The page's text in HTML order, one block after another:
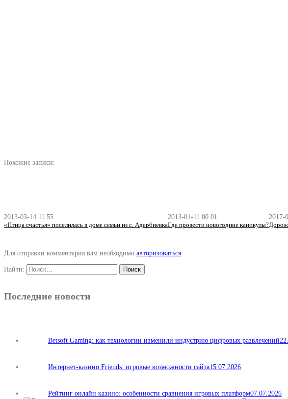
Похожие записи:
2013-03-14 11:55
«Птица счастья» поселилась в доме семьи из с. Адербиевка
2013-01-11 00:01
Где провести новогодние каникулы?
2017-
Для отправки комментария вам необходимо авторизоваться
Найти:
Последние новости
Betsoft Gaming: как технологии изменили индустрию цифровых развлечений
Интернет-казино Friends: игровые возможности сайта15.07.2026
Рейтинг онлайн казино: особенности сравнения игровых платформ07.07.2026